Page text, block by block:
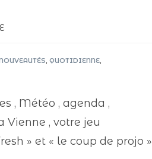
, QUOTIDIENNE,
, Météo , agenda ,
Vienne , votre jeu
» et « le coup de projo »